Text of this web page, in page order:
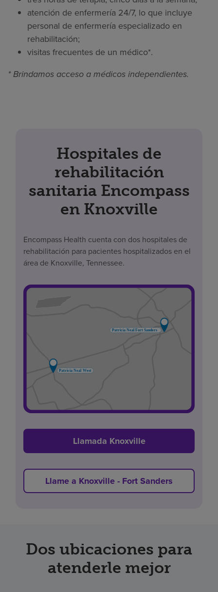
atención de enfermería 24/7, lo que incluye
personal de enfermería especializado en
rehabilitación;
visitas frecuentes de un médico*.
* Brindamos acceso a médicos independientes.
Hospitales de
rehabilitación
sanitaria Encompass
en Knoxville
Encompass Health cuenta con dos hospitales de
rehabilitación para pacientes hospitalizados en el
área de Knoxville, Tennessee.
Llamada Knoxville
Llame a Knoxville - Fort Sanders
Dos ubicaciones para
atenderle mejor